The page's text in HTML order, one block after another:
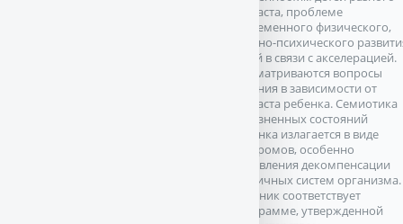
возраста, проблеме
современного физического,
нервно-психического
детей в связи с акселерацией.
Рассматриваются вопросы
питания в зависимости от
возраста ребенка. Семиотика
болезненных состояний
ребенка излагается в виде
синдромов, особенно
проявления декомпенсации
различных систем организма.
Учебник соответствует
программе, утвержденной